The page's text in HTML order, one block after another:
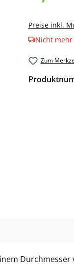
Preise inkl.
Nicht
Zum